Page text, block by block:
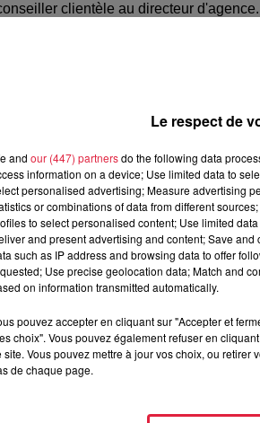
clientèle au directeur
en plus sur
des personnes non
Populaire en évoluant
Le respect de
and our (447) partnersdo the following data
information on a device; Use limited data to
personalised advertising; Measure advertising
or combinations of data from different
to select personalised content; Use limited
and present advertising and content; Save
such as IP address and browsing data to offer
Use precise geolocation data; Match and
on information transmitted automatically.
pouvez accepter en cliquant sur "Accepter et
choix". Vous pouvez également refuser en
site. Vous pouvez mettre à jour vos choix, ou
de chaque page.